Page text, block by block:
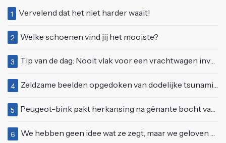
1 Vervelend dat het niet harder waait!
2 Welke schoenen vind jij het mooiste?
3 Tip van de dag: Nooit vlak voor een vrachtwagen invoegen
4 Zeldzame beelden opgedoken van dodelijke tsunami uit 2004
5 Peugeot-bink pakt herkansing na gênante bocht van 180 graden bij verkeerslicht
6 We hebben geen idee wat ze zegt, maar we geloven haar helemaal!